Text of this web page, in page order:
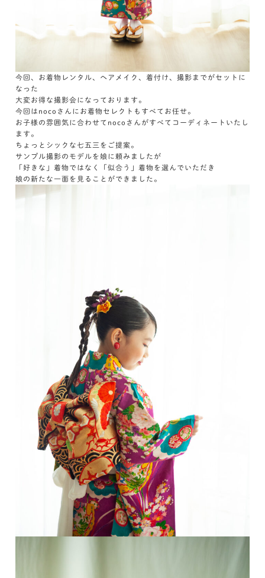
今回、お着物レンタル、ヘアメイク、着付け、撮影までがセットに
なった
大変お得な撮影会になっております。
今回はnocoさんにお着物セレクトもすべてお任せ。
お子様の雰囲気に合わせてnocoさんがすべてコーディネートいたし
ます。
ちょっとシックな七五三をご提案。
サンプル撮影のモデルを娘に頼みましたが
「好きな」着物ではなく「似合う」着物を選んでいただき
娘の新たな一面を見ることができました。